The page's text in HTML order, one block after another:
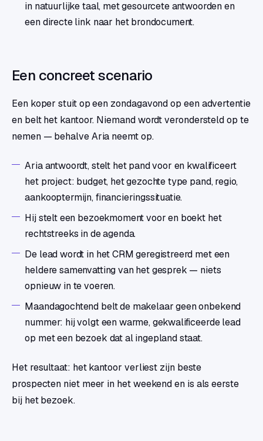
in natuurlijke taal, met gesourcete antwoorden en
een directe link naar het brondocument.
Een concreet scenario
Een koper stuit op een zondagavond op een advertentie
en belt het kantoor. Niemand wordt verondersteld op te
nemen — behalve Aria neemt op.
Aria antwoordt, stelt het pand voor en kwalificeert
het project: budget, het gezochte type pand, regio,
aankooptermijn, financieringssituatie.
Hij stelt een bezoekmoment voor en boekt het
rechtstreeks in de agenda.
De lead wordt in het CRM geregistreerd met een
heldere samenvatting van het gesprek — niets
opnieuw in te voeren.
Maandagochtend belt de makelaar geen onbekend
nummer: hij volgt een warme, gekwalificeerde lead
op met een bezoek dat al ingepland staat.
Het resultaat: het kantoor verliest zijn beste
prospecten niet meer in het weekend en is als eerste
bij het bezoek.